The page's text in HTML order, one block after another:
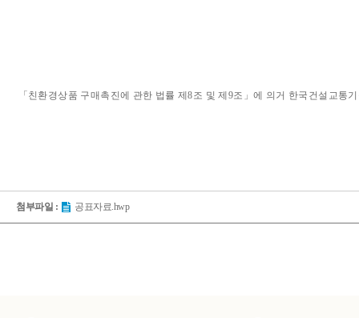
「친환경상품 구매촉진에 관한 법률 제8조 및 제9조」에 의거 한국건설교통
첨부파일 : 공표자료.hwp